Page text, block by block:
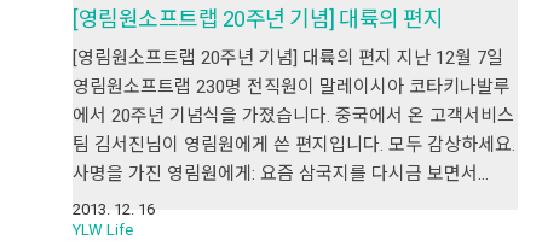
[영림원소프트랩 20주년 기념] 대륙의 편지
[영림원소프트랩 20주년 기념] 대륙의 편지 지난 12월 7일
영림원소프트랩 230명 전직원이 말레이시아 코타키나발루
에서 20주년 기념식을 가졌습니다. 중국에서 온 고객서비스
팀 김서진님이 영림원에게 쓴 편지입니다. 모두 감상하세요.
사명을 가진 영림원에게: 요즘 삼국지를 다시금 보면서…
2013. 12. 16
YLW Life